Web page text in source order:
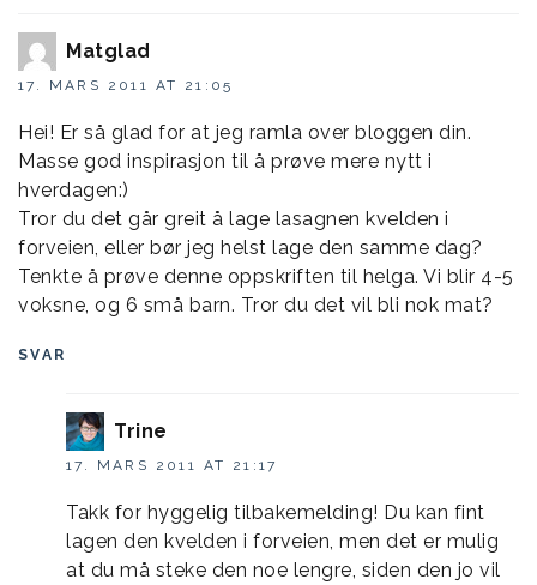
Matglad
17. MARS 2011 AT 21:05
Hei! Er så glad for at jeg ramla over bloggen din.
Masse god inspirasjon til å prøve mere nytt i
hverdagen:)
Tror du det går greit å lage lasagnen kvelden i
forveien, eller bør jeg helst lage den samme dag?
Tenkte å prøve denne oppskriften til helga. Vi blir 4-5
voksne, og 6 små barn. Tror du det vil bli nok mat?
SVAR
Trine
17. MARS 2011 AT 21:17
Takk for hyggelig tilbakemelding! Du kan fint
lagen den kvelden i forveien, men det er mulig
at du må steke den noe lengre, siden den jo vil